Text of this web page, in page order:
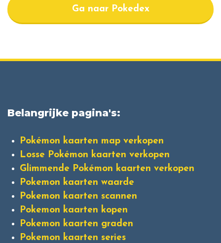
Ga naar Pokedex
Belangrijke pagina's:
Pokémon kaarten map verkopen
Losse Pokémon kaarten verkopen
Glimmende Pokémon kaarten verkopen
Pokemon kaarten waarde
Pokemon kaarten scannen
Pokemon kaarten kopen
Pokemon kaarten graden
Pokemon kaarten series